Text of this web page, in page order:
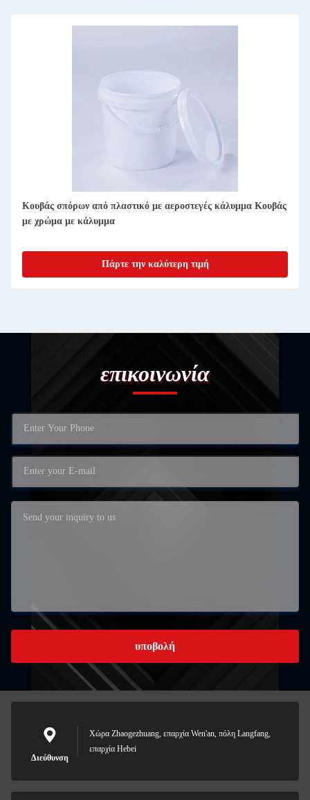
Κουβάς σπόρων από πλαστικό με αεροστεγές κάλυμμα Κουβάς
με χρώμα με κάλυμμα
Πάρτε την καλύτερη τιμή
επικοινωνία
υποβολή
Διεύθυνση
Χώρα Zhaogezhuang, επαρχία Wen'an, πόλη Langfang,
επαρχία Hebei